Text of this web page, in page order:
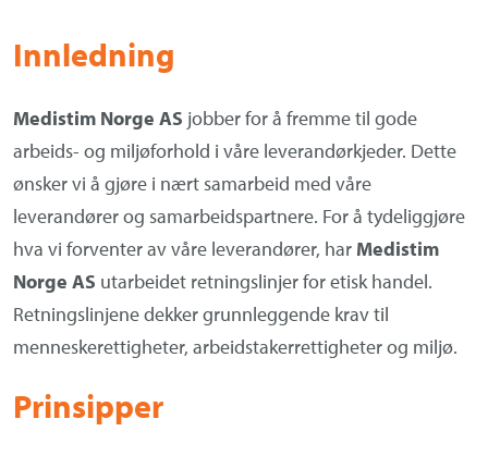
Øvrig kirurgi
Kompresjon / Arr
Om Medistim
About Medistim
Innledning
Medistim Norge AS jobber for å fremme til gode
arbeids- og miljøforhold i våre leverandørkjeder. Dette
ønsker vi å gjøre i nært samarbeid med våre
leverandører og samarbeidspartnere. For å tydeliggjøre
hva vi forventer av våre leverandører, har Medistim
Norge AS utarbeidet retningslinjer for etisk handel.
Retningslinjene dekker grunnleggende krav til
menneskerettigheter, arbeidstakerrettigheter og miljø.
Prinsipper